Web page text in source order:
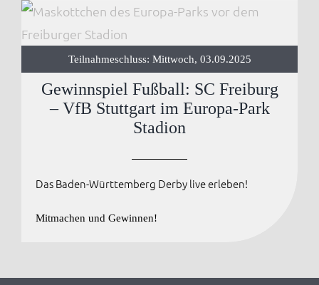
ZEITUNGSWELT
NEWSLETTER
KONTAKT
Teilnahmeschluss: Mittwoch, 03.09.2025
Gewinnspiel Fußball: SC Freiburg
– VfB Stuttgart im Europa-Park
Stadion
Das Baden-Württemberg Derby live erleben!
Mitmachen und Gewinnen!